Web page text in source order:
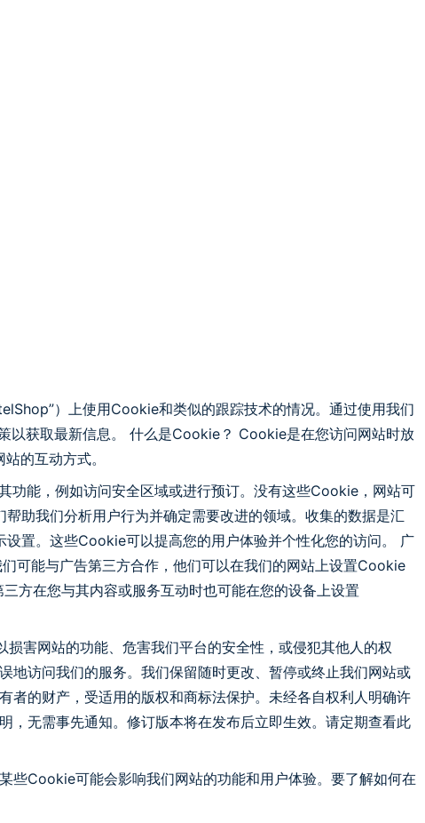
）上使用Cookie和类似的跟踪技术的情况。通过使用我们
以获取最新信息。 什么是Cookie？ Cookie是在您访问网站时放
的互动方式。
能，例如访问安全区域或进行预订。没有这些Cookie，网站可
助我们分析用户行为并确定需要改进的领域。收集的数据是汇
置。这些Cookie可以提高您的用户体验并个性化您的访问。 广
可能与广告第三方合作，他们可以在我们的网站上设置Cookie
方在您与其内容或服务互动时也可能在您的设备上设置
害网站的功能、危害我们平台的安全性，或侵犯其他人的权
访问我们的服务。我们保留随时更改、暂停或终止我们网站或
的财产，受适用的版权和商标法保护。未经各自权利人明确许
无需事先通知。修订版本将在发布后立即生效。请定期查看此
Cookie可能会影响我们网站的功能和用户体验。要了解如何在